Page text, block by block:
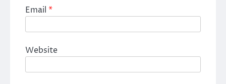
Email *
Website